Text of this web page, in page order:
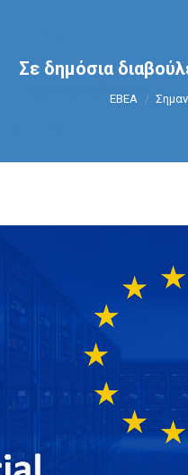
Σε δημόσια
You are here:
ΕΒΕΑ